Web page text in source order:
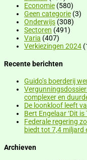
Economie (580)
Geen categorie (3)
Onderwijs (308)
Sectoren (491)
Varia (407)
Verkiezingen 2024
Recente berichten
Guido’s boerderij
complexer en
De loonkloof leeft
Bert Engelaar ‘Dit
Federale regering
biedt tot 7,4 miljard
Archieven